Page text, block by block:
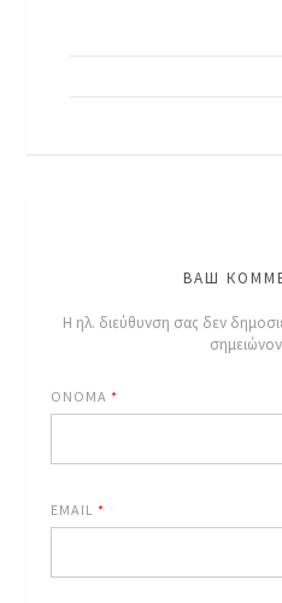
ВАШ
Η ηλ. διεύθυνση σας δεν
ΌΝΟΜΑ*
EMAIL*